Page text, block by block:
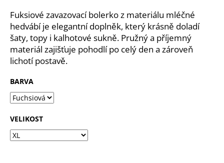
hvězdiček.
Fuksiové zavazovací bolerko z materiálu mléčné
hedvábí je elegantní doplněk, který krásně doladí
šaty, topy i kalhotové sukně. Pružný a příjemný
materiál zajišťuje pohodlí po celý den a zároveň
lichotí postavě.
BARVA
VELIKOST
o
r
u
č
u
j
e
m
e